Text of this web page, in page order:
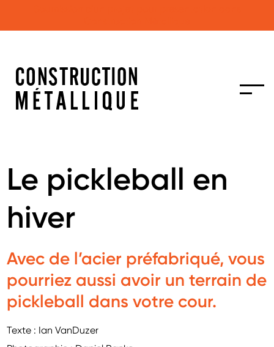
Le pickleball en
hiver
Avec de l’acier préfabriqué, vous
pourriez aussi avoir un terrain de
pickleball dans votre cour.
Texte : Ian VanDuzer